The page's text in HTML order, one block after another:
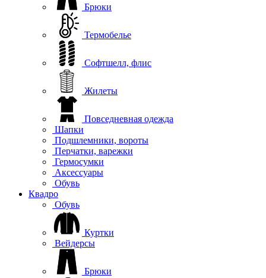
Брюки
Термобелье
Софтшелл, флис
Жилеты
Повседневная одежда
Шапки
Подшлемники, вороты
Перчатки, варежки
Гермосумки
Аксессуары
Обувь
Квадро
Обувь
Куртки
Вейдерсы
Брюки